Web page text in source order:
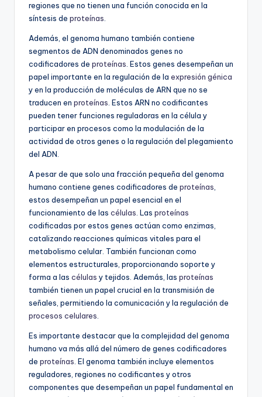
regiones que no tienen una función conocida en la
síntesis de proteínas
Además, el genoma humano también contiene
segmentos de ADN denominados genes no
codificadores de proteínas . Estos genes desempeñan un
papel importante en la regulación de la expresión génica
y en la producción de moléculas de ARN que no se
traducen en proteínas . Estos ARN no codificantes
pueden tener funciones reguladoras en la célula y
participar en procesos como la modulación de la
actividad de otros genes o la regulación del plegamiento
del ADN.
A pesar de que solo una fracción pequeña del genoma
humano contiene genes codificadores de proteínas
estos desempeñan un papel esencial en el
funcionamiento de las células . Las proteínas
codificadas por estos genes actúan como enzimas,
catalizando reacciones químicas vitales para el
metabolismo celular. También funcionan como
elementos estructurales, proporcionando soporte y
forma a las células y tejidos. Además, las proteínas
también tienen un papel crucial en la transmisión de
señales, permitiendo la comunicación y la regulación de
procesos celulares
Es importante destacar que la complejidad del genoma
humano va más allá del número de genes codificadores
de proteínas . El genoma también incluye elementos
reguladores, regiones no codificantes y otros
componentes que desempeñan un papel fundamental en